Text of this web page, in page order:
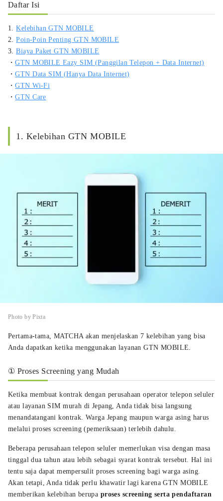
Daftar Isi
1.Kelebihan GTN MOBILE
2.Poin-Poin Penting GTN MOBILE
3.Biaya Paket GTN MOBILE
・GTN MOBILE Eazy SIM (Panggilan Telepon + Data Internet)
・GTN Data SIM (Hanya Data Internet)
・GTN Wi-Fi
・GTN Care
1. Kelebihan GTN MOBILE
Photo by Pixta
Pertama-tama, MATCHA akan menjelaskan 7 kelebihan yang bisa
Anda dapatkan ketika menggunakan layanan GTN MOBILE.
① Proses Screening yang Mudah
Ketika membuat kontrak dengan perusahaan operator telepon seluler
atau layanan SIM murah di Jepang, Anda tidak bisa langsung
menandatangani kontrak. Warga Jepang maupun warga asing harus
melalui proses screening (pemeriksaan) terlebih dahulu.
Beberapa perusahaan telepon seluler memerlukan visa dengan masa
tinggal dua tahun atau lebih sebagai syarat kontrak tersebut. Hal ini
tentu saja dapat mempersulit proses screening bagi warga asing.
Akan tetapi, Anda tidak perlu khawatir lagi karena GTN MOBILE
memberikan kelebihan berupa proses screening serta pendaftaran